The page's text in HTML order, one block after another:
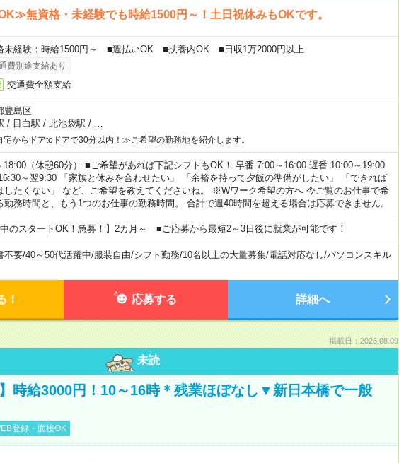
無資格・未経験でも時給1500円～！土日祝休みもOKです。
未経験：時給1500円～ ■週払いOK ■扶養内OK ■日収1万2000円以上
費別途支給あり
交通費全額支給
豊島区
/ 目白駅 / 北池袋駅 /
からドアtoドアで30分以内！≫ご希望の勤務地を紹介します。
18:00（休憩60分） ■ご希望があれば下記シフトもOK！ 早番 7:00～16:00 遅番 10:00～19:00
～翌9:30 「家族と休みを合わせたい」 「余裕を持って夕飯の準備がしたい」 「できれば
したくない」 など、ご希望を教えてくださいね。 ※Wワーク希望の方へ 今ご覧のお仕事で希
勤務時間と、もう1つのお仕事の勤務時間。 合計で週40時間を超える場合は応募できません。
中のスタートOK！急募！】2カ月～ ■ご応募から最短2～3日後に就業が可能です！
不要/40～50代活躍中/服装自由/シフト勤務/10名以上の大量募集/電話対応なし/パソコンスキル
！ 応募する 詳細へ
掲載日：2026.08.09
未読
】時給3000円！10～16時＊残業ほぼなし▼新日本橋で一般
登録・面接OK